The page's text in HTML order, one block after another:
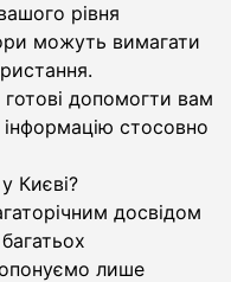
рівня
можуть вимагати
допомогти вам
стосовно
Києві?
досвідом
лише